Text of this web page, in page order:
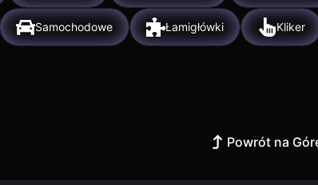
Samochodowe Łamigłówki Kliker
Powrót na